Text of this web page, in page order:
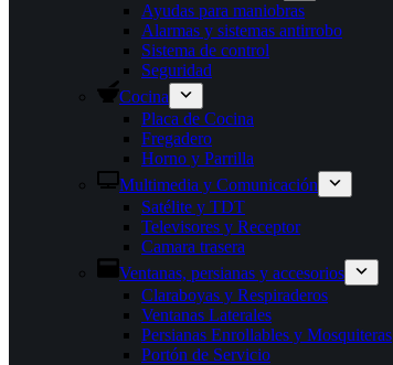
Ayudas para maniobras
Alarmas y sistemas antirrobo
Sistema de control
Seguridad
Cocina
Placa de Cocina
Fregadero
Horno y Parrilla
Multimedia y Comunicación
Satélite y TDT
Televisores y Receptor
Camara trasera
Ventanas, persianas y accesorios
Claraboyas y Respiraderos
Ventanas Laterales
Persianas Enrollables y Mosquiteras
Portón de Servicio